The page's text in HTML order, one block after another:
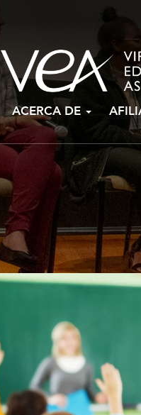
Ir
al
contenido
ACERCA DE